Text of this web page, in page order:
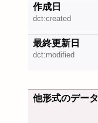
作成日
dct:created
最終更新日
dct:modified
他形式のデータ